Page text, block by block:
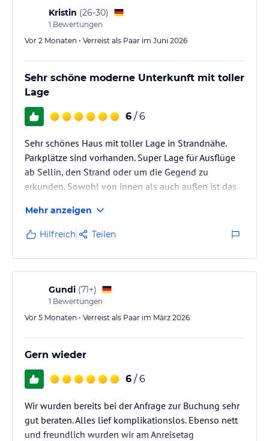
Kristin (26-30)
1 Bewertungen
Vor 2 Monaten • Verreist als Paar im Juni 2026
Sehr schöne moderne Unterkunft mit toller
Lage
6 / 6
Sehr schönes Haus mit toller Lage in Strandnähe.
Parkplätze sind vorhanden. Super Lage für Ausflüge
ab Sellin, den Strand oder um die Gegend zu
erkunden. Sowohl von innen als auch außen ist das
Mehr anzeigen
Hilfreich Teilen
Gundi (71+)
1 Bewertungen
Vor 5 Monaten • Verreist als Paar im März 2026
Gern wieder
6 / 6
Wir wurden bereits bei der Anfrage zur Buchung sehr
gut beraten. Alles lief komplikationslos. Ebenso nett
und freundlich wurden wir am Anreisetag